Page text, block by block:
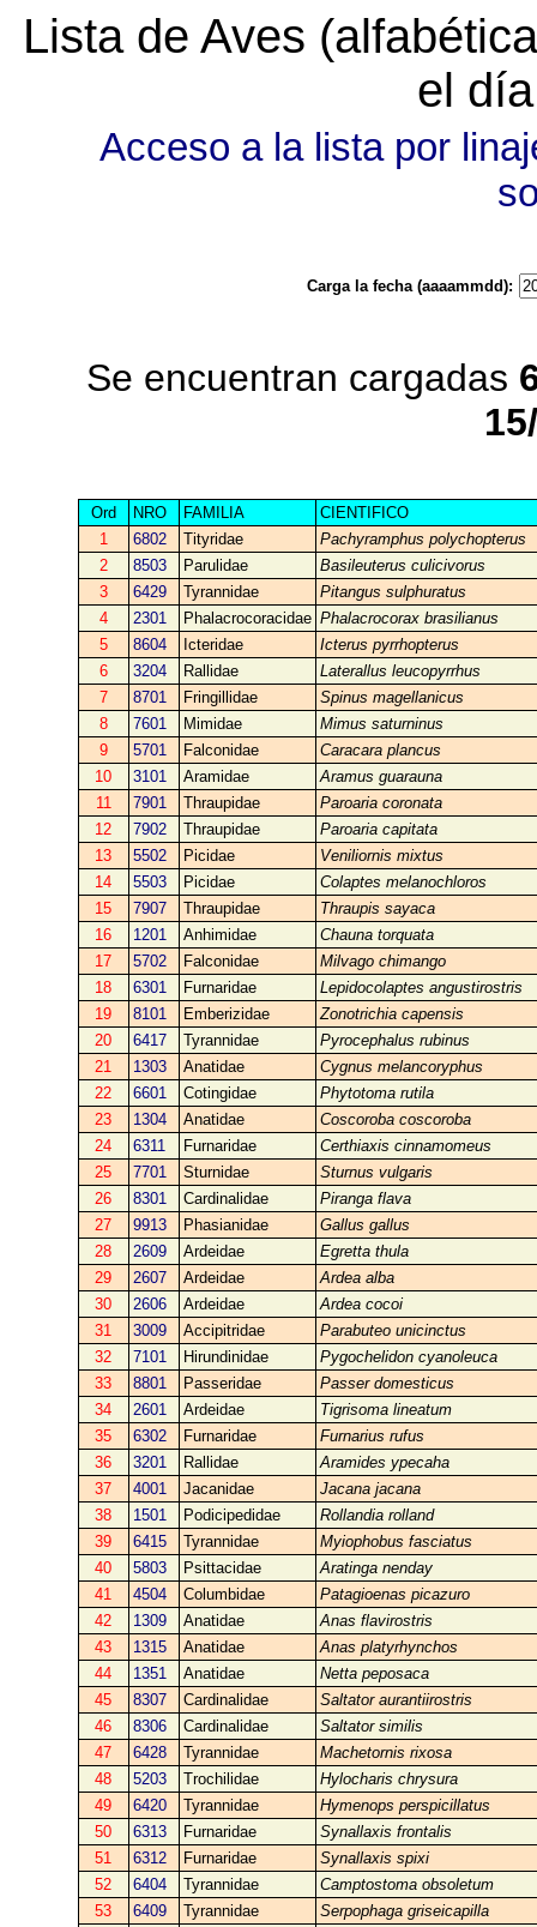
Lista de Aves
el
Acceso a la lista por
Carga la fecha (aaaammdd):
Se encuentran cargadas
Ord NRO FAMILIA
CIENTIFICO
1
6802 Tityridae
Pachyramphus polychopterus
2
8503 Parulidae
Basileuterus culicivorus
3
6429 Tyrannidae
Pitangus sulphuratus
4
2301 Phalacrocoracidae Phalacrocorax brasilianus
5
8604 Icteridae
Icterus pyrrhopterus
6
3204 Rallidae
Laterallus leucopyrrhus
7
8701 Fringillidae
Spinus magellanicus
8
7601 Mimidae
Mimus saturninus
9
5701 Falconidae
Caracara plancus
10
3101 Aramidae
Aramus guarauna
11
7901 Thraupidae
Paroaria coronata
12
7902 Thraupidae
Paroaria capitata
13
5502 Picidae
Veniliornis mixtus
14
5503 Picidae
Colaptes melanochloros
15
7907 Thraupidae
Thraupis sayaca
16
1201 Anhimidae
Chauna torquata
17
5702 Falconidae
Milvago chimango
18
6301 Furnaridae
Lepidocolaptes angustirostris
19
8101 Emberizidae
Zonotrichia capensis
20
6417 Tyrannidae
Pyrocephalus rubinus
21
1303 Anatidae
Cygnus melancoryphus
22
6601 Cotingidae
Phytotoma rutila
23
1304 Anatidae
Coscoroba coscoroba
24
6311 Furnaridae
Certhiaxis cinnamomeus
25
7701 Sturnidae
Sturnus vulgaris
26
8301 Cardinalidae
Piranga flava
27
9913 Phasianidae
Gallus gallus
28
2609 Ardeidae
Egretta thula
29
2607 Ardeidae
Ardea alba
30
2606 Ardeidae
Ardea cocoi
31
3009 Accipitridae
Parabuteo unicinctus
32
7101 Hirundinidae
Pygochelidon cyanoleuca
33
8801 Passeridae
Passer domesticus
34
2601 Ardeidae
Tigrisoma lineatum
35
6302 Furnaridae
Furnarius rufus
36
3201 Rallidae
Aramides ypecaha
37
4001 Jacanidae
Jacana jacana
38
1501 Podicipedidae
Rollandia rolland
39
6415 Tyrannidae
Myiophobus fasciatus
40
5803 Psittacidae
Aratinga nenday
41
4504 Columbidae
Patagioenas picazuro
42
1309 Anatidae
Anas flavirostris
43
1315 Anatidae
Anas platyrhynchos
44
1351 Anatidae
Netta peposaca
45
8307 Cardinalidae
Saltator aurantiirostris
46
8306 Cardinalidae
Saltator similis
47
6428 Tyrannidae
Machetornis rixosa
48
5203 Trochilidae
Hylocharis chrysura
49
6420 Tyrannidae
Hymenops perspicillatus
50
6313 Furnaridae
Synallaxis frontalis
51
6312 Furnaridae
Synallaxis spixi
52
6404 Tyrannidae
Camptostoma obsoletum
53
6409 Tyrannidae
Serpophaga griseicapilla